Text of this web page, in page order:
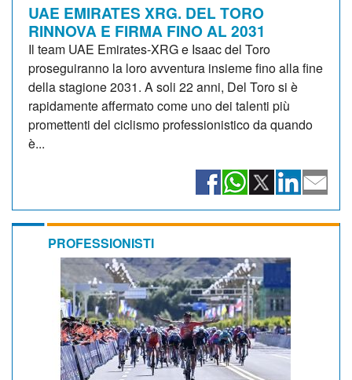
UAE EMIRATES XRG. DEL TORO
RINNOVA E FIRMA FINO AL 2031
Il team UAE Emirates-XRG e Isaac del Toro
proseguiranno la loro avventura insieme fino alla fine
della stagione 2031. A soli 22 anni, Del Toro si è
rapidamente affermato come uno dei talenti più
promettenti del ciclismo professionistico da quando
è...
PROFESSIONISTI